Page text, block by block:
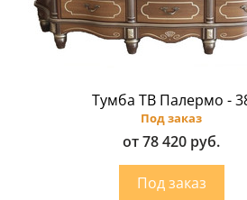
Тумба ТВ Палермо -
Под заказ
от 78 420 руб.